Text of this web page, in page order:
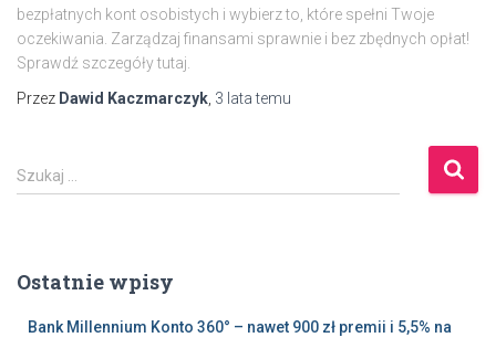
bezpłatnych kont osobistych i wybierz to, które spełni Twoje
oczekiwania. Zarządzaj finansami sprawnie i bez zbędnych opłat!
Sprawdź szczegóły tutaj.
Przez Dawid Kaczmarczyk 3 latatemu
S
z
j
Szukaj …
Ostatnie wpisy
Bank Millennium Konto 360° – nawet 900 zł premii i 5,5% na